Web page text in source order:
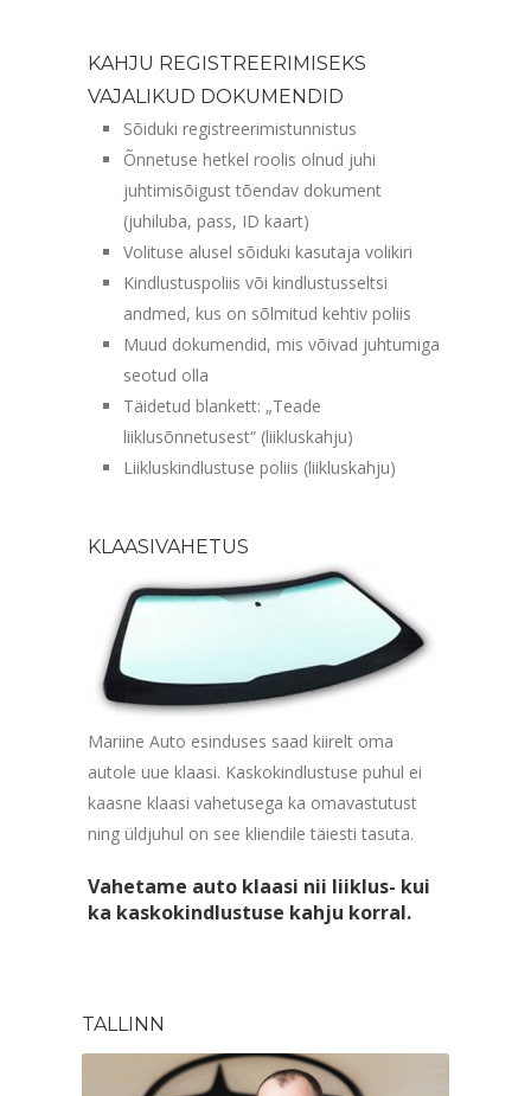
KAHJU REGISTREERIMISEKS
VAJALIKUD DOKUMENDID
Sõiduki registreerimistunnistus
Õnnetuse hetkel roolis olnud juhi
juhtimisõigust tõendav dokument
(juhiluba, pass, ID kaart)
Volituse alusel sõiduki kasutaja volikiri
Kindlustuspoliis või kindlustusseltsi
andmed, kus on sõlmitud kehtiv poliis
Muud dokumendid, mis võivad juhtumiga
seotud olla
Täidetud blankett: „Teade
liiklusõnnetusest“ (liikluskahju)
Liikluskindlustuse poliis (liikluskahju)
KLAASIVAHETUS
Mariine Auto esinduses saad kiirelt oma
autole uue klaasi. Kaskokindlustuse puhul ei
kaasne klaasi vahetusega ka omavastutust
ning üldjuhul on see kliendile täiesti tasuta.
Vahetame auto klaasi nii liiklus- kui
ka kaskokindlustuse kahju korral.
TALLINN